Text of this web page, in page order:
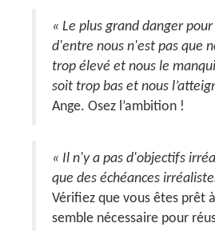
« Le plus grand danger
d'entre nous n'est pas que
trop élevé et nous le
soit trop bas et nous
Ange. Osez l’ambition !
« Il n'y a pas d'objectifs
que des échéances
Vérifiez que vous êtes prêt
semble nécessaire pour